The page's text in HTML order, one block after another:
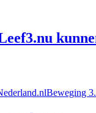
Beweging